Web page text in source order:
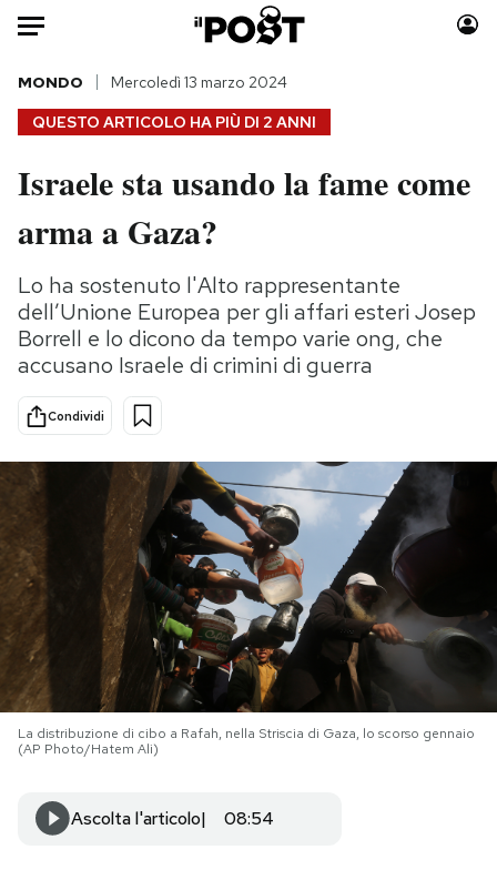
Auto
HOME
Italia
Politica
Tecnologia
Internet
Scienza
Cultura
Economia
Moda
Storie/Idee
Ok Boomer!
Media
Europa
PODCAST
NEWSLETTER
I MIEI PREFERITI
SHOP
CALENDARIO
QUESTO ARTICOLO HA PIÙ DI 2 ANNI
MONDO Mercoledì 13 marzo 2024
Israele sta usando la fame come
arma a Gaza?
Lo ha sostenuto l'Alto rappresentante
dell’Unione Europea per gli affari esteri Josep
Borrell e lo dicono da tempo varie ong, che
accusano Israele di crimini di guerra
Condividi
La distribuzione di cibo a Rafah, nella Striscia di Gaza, lo scorso gennaio
(AP Photo/Hatem Ali)
Ascolta l'articolo 08:54